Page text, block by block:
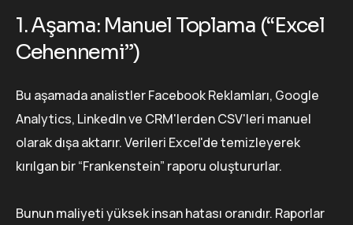
1. Aşama: Manuel Toplama (“Excel
Cehennemi”)
Bu aşamada analistler Facebook Reklamları, Google
Analytics, LinkedIn ve CRM'lerden CSV'leri manuel
olarak dışa aktarır. Verileri Excel'de temizleyerek
kırılgan bir “Frankenstein” raporu oluştururlar.
Bunun maliyeti yüksek insan hatası oranıdır. Raporlar